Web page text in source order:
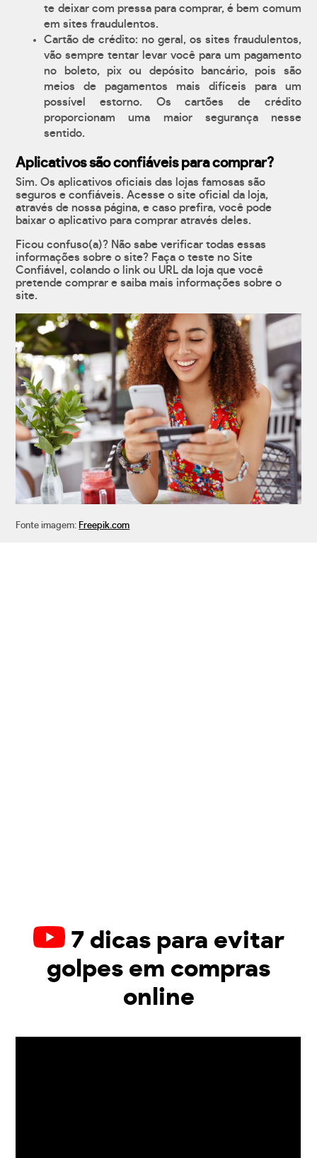
te deixar com pressa para comprar, é bem comum
em sites fraudulentos.
Cartão de crédito: no geral, os sites fraudulentos,
vão sempre tentar levar você para um pagamento
no boleto, pix ou depósito bancário, pois são
meios de pagamentos mais difíceis para um
possível estorno. Os cartões de crédito
proporcionam uma maior segurança nesse
sentido.
Aplicativos são confiáveis para comprar?
Sim. Os aplicativos oficiais das lojas famosas são
seguros e confiáveis. Acesse o site oficial da loja,
através de nossa página, e caso prefira, você pode
baixar o aplicativo para comprar através deles.
Ficou confuso(a)? Não sabe verificar todas essas
informações sobre o site? Faça o teste no Site
Confiável, colando o link ou URL da loja que você
pretende comprar e saiba mais informações sobre o
site.
Fonte imagem: Freepik.com
7 dicas para evitar
golpes em compras
online